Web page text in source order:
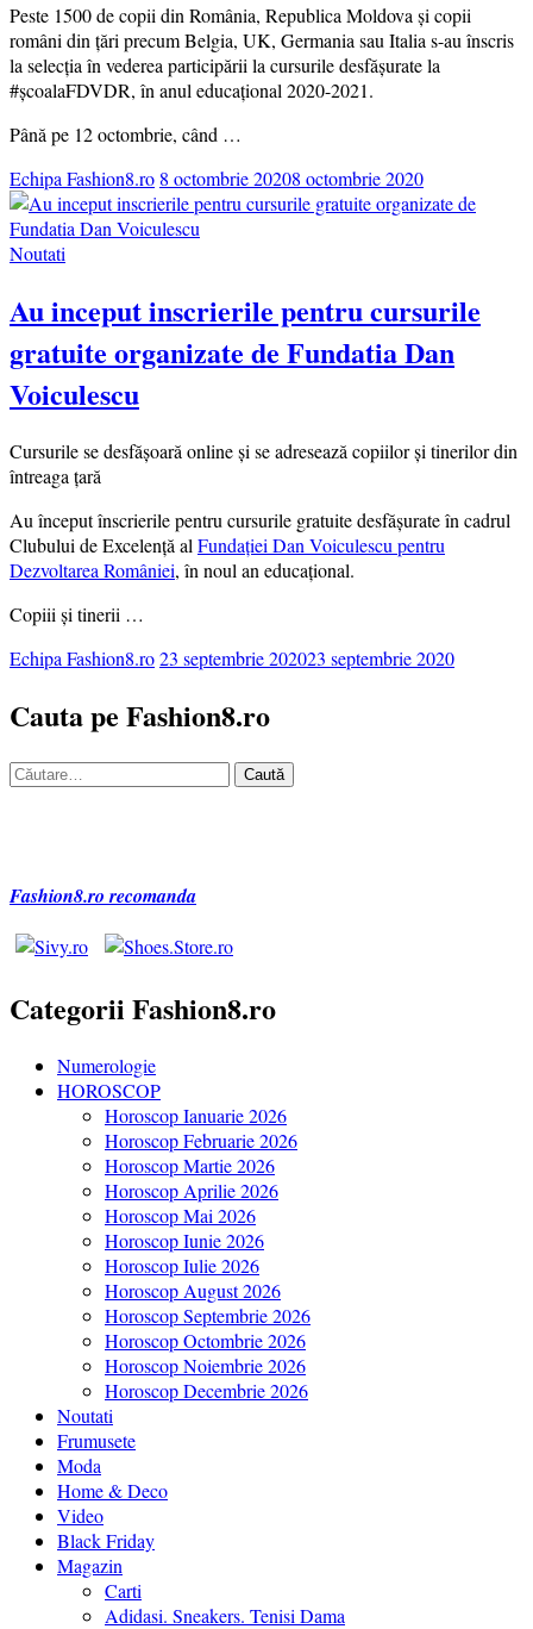
Peste 1500 de copii din România, Republica Moldova și copii
români din țări precum Belgia, UK, Germania sau Italia s-au înscris
la selecția în vederea participării la cursurile desfășurate la
#școalaFDVDR, în anul educațional 2020-2021.
Până pe 12 octombrie, când …
Echipa Fashion8.ro 8 octombrie 20208 octombrie 2020
Noutati
Au inceput inscrierile pentru cursurile
gratuite organizate de Fundatia Dan
Voiculescu
Cursurile se desfășoară online și se adresează copiilor și tinerilor din
întreaga țară
Au început înscrierile pentru cursurile gratuite desfășurate în cadrul
Clubului de Excelență al Fundației Dan Voiculescu pentru
Dezvoltarea României, în noul an educațional.
Copiii și tinerii …
Echipa Fashion8.ro23 septembrie 202023 septembrie 2020
Cauta pe Fashion8.ro
Caută
după:
Fashion8.ro recomanda
Categorii Fashion8.ro
Numerologie
HOROSCOP
Horoscop Ianuarie 2026
Horoscop Februarie 2026
Horoscop Martie 2026
Horoscop Aprilie 2026
Horoscop Mai 2026
Horoscop Iunie 2026
Horoscop Iulie 2026
Horoscop August 2026
Horoscop Septembrie 2026
Horoscop Octombrie 2026
Horoscop Noiembrie 2026
Horoscop Decembrie 2026
Noutati
Frumusete
Moda
Home & Deco
Video
Black Friday
Magazin
Carti
Adidasi. Sneakers. Tenisi Dama